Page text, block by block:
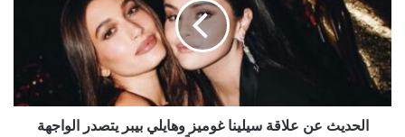
سيلينا
غوميز
وهايلي
بيبر
يتصدر
الواجهة
مجدداًالحديث عن علاقة سيلينا غوميز وهايلي بيبر يتصدر الواجهة